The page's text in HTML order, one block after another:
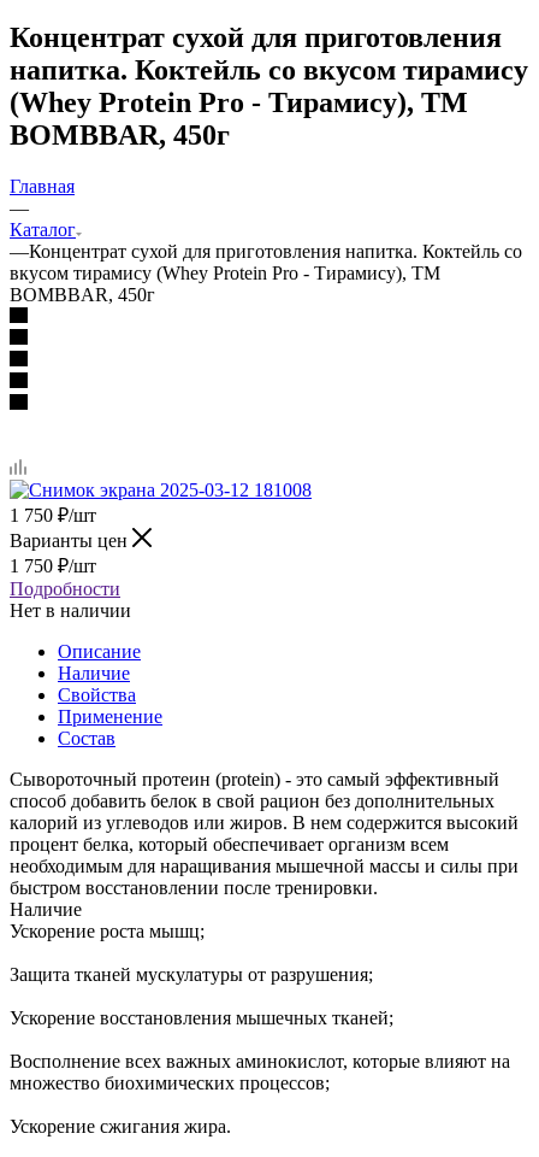
Концентрат сухой для приготовления
напитка. Коктейль со вкусом тирамису
(Whey Protein Pro - Тирамису), ТМ
BOMBBAR, 450г
Главная
—
Каталог
—Концентрат сухой для приготовления напитка. Коктейль со
вкусом тирамису (Whey Protein Pro - Тирамису), ТМ
BOMBBAR, 450г
1 750 ₽/шт
Варианты цен
1 750 ₽/шт
Подробности
Нет в наличии
Описание
Наличие
Свойства
Применение
Состав
Сывороточный протеин (protein) - это самый эффективный
способ добавить белок в свой рацион без дополнительных
калорий из углеводов или жиров. В нем содержится высокий
процент белка, который обеспечивает организм всем
необходимым для наращивания мышечной массы и силы при
быстром восстановлении после тренировки.
Наличие
Ускорение роста мышц;
Защита тканей мускулатуры от разрушения;
Ускорение восстановления мышечных тканей;
Восполнение всех важных аминокислот, которые влияют на
множество биохимических процессов;
Ускорение сжигания жира.